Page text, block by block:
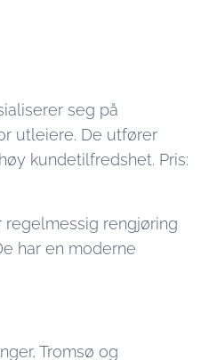
seg på
utleiere. De utfører
kundetilfredshet. Pris:
regelmessig rengjøring
har en moderne
Tromsø og